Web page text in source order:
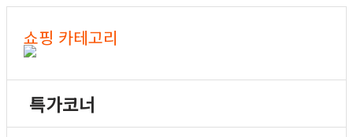
쇼핑 카테고리
특가코너